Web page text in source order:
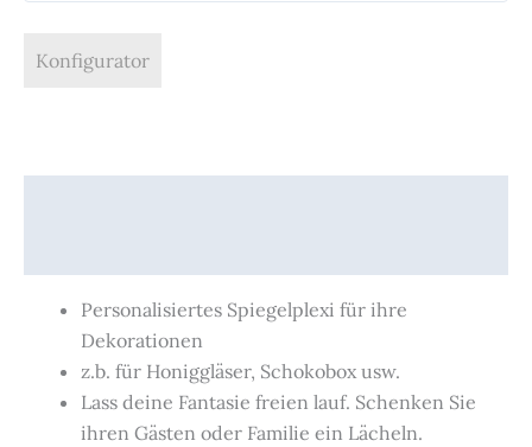
Konfigurator
Personalisiertes Spiegelplexi für ihre
Dekorationen
z.b. für Honiggläser, Schokobox usw.
Lass deine Fantasie freien lauf. Schenken Sie
ihren Gästen oder Familie ein Lächeln.